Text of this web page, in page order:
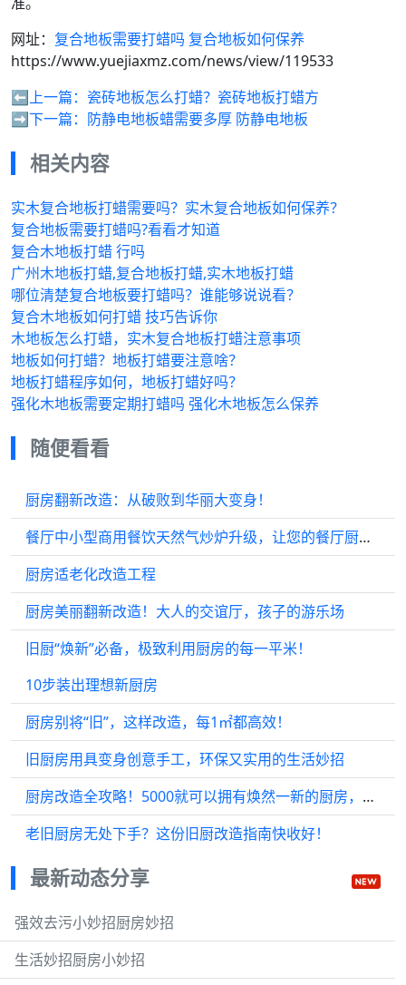
网址： 复合地板需要打蜡吗 复合地板如何保养
https://www.yuejiaxmz.com/news/view/119533
⬅️上一篇： 瓷砖地板怎么打蜡？瓷砖地板打蜡方
➡️下一篇： 防静电地板蜡需要多厚 防静电地板
相关内容
实木复合地板打蜡需要吗？实木复合地板如何保养？
复合地板需要打蜡吗?看看才知道
复合木地板打蜡 行吗
广州木地板打蜡,复合地板打蜡,实木地板打蜡
哪位清楚复合地板要打蜡吗？谁能够说说看？
复合木地板如何打蜡 技巧告诉你
木地板怎么打蜡，实木复合地板打蜡注意事项
地板如何打蜡？地板打蜡要注意啥？
地板打蜡程序如何，地板打蜡好吗？
强化木地板需要定期打蜡吗 强化木地板怎么保养
随便看看
厨房翻新改造：从破败到华丽大变身！
餐厅中小型商用餐饮天然气炒炉升级，让您的餐厅厨房更省钱、更环保！
厨房适老化改造工程
厨房美丽翻新改造！大人的交谊厅，孩子的游乐场
旧厨“焕新”必备，极致利用厨房的每一平米！
10步装出理想新厨房
厨房别将“旧”，这样改造，每1㎡都高效！
旧厨房用具变身创意手工，环保又实用的生活妙招
厨房改造全攻略！5000就可以拥有焕然一新的厨房，赶快学起来
老旧厨房无处下手？这份旧厨改造指南快收好！
最新动态分享
强效去污小妙招厨房妙招
生活妙招厨房小妙招